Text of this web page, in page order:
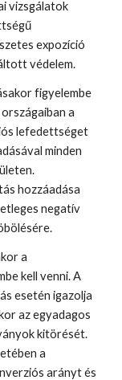
vizsgálatok
expozíció
védelem.
figyelembe
a
lefedettséget
minden
hozzáadása
negatív
a
kell venni. A
esetén igazolja
az egyadagos
kitörését.
a
arányt és